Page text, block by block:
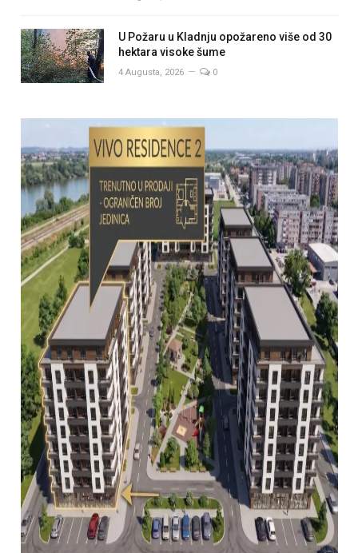
U Požaru u Kladnju opožareno više od 30
hektara visoke šume
4 Augusta, 2026 0